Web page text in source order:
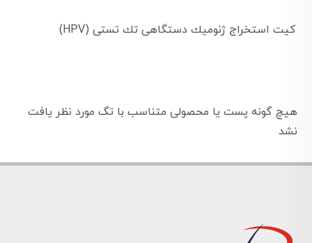
كيت استخراج ژنوميك دستگاهی تك تستی (HPV)
هیچ گونه پست یا محصولی متناسب با تگ مورد نظر یافت
نشد